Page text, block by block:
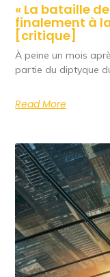
« La bataille
finalement à
[critique]
À peine un mois
partie du diptyque
Read More